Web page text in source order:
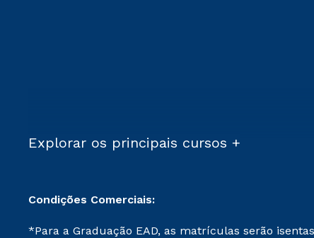
Explorar os principais cursos +
Condições Comerciais:
*Para a Graduação EAD, as matrículas serão